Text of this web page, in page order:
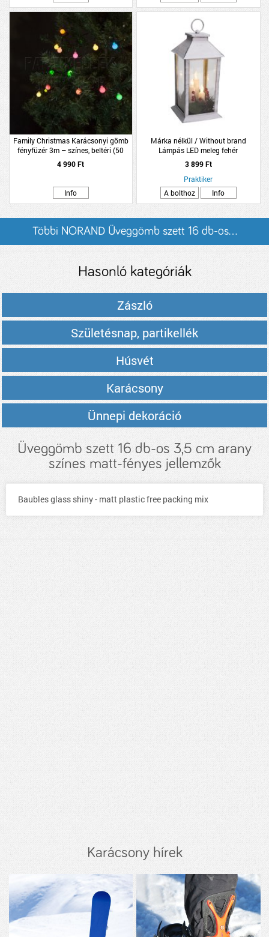
Family Christmas Karácsonyi gömb
fényfüzér 3m – színes, beltéri (50
LED)
4 990 Ft
Info
Márka nélkül / Without brand
Lámpás LED meleg fehér
14x14x29cm fehér színben
3 899 Ft
Praktiker
A bolthoz
Info
Többi NORAND Üveggömb szett 16 db-os...
Hasonló kategóriák
Zászló
Születésnap, partikellék
Húsvét
Karácsony
Ünnepi dekoráció
Üveggömb szett 16 db-os 3,5 cm arany
színes matt-fényes jellemzők
Baubles glass shiny - matt plastic free packing mix
Karácsony hírek